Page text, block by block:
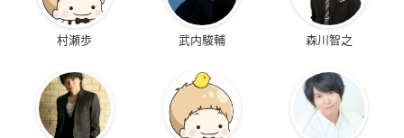
村瀬歩 武内駿輔 森川智之